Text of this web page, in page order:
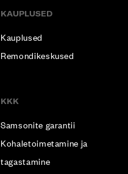
KAUPLUSED
Kauplused
Remondikeskused
KKK
Samsonite garantii
Kohaletoimetamine ja
tagastamine